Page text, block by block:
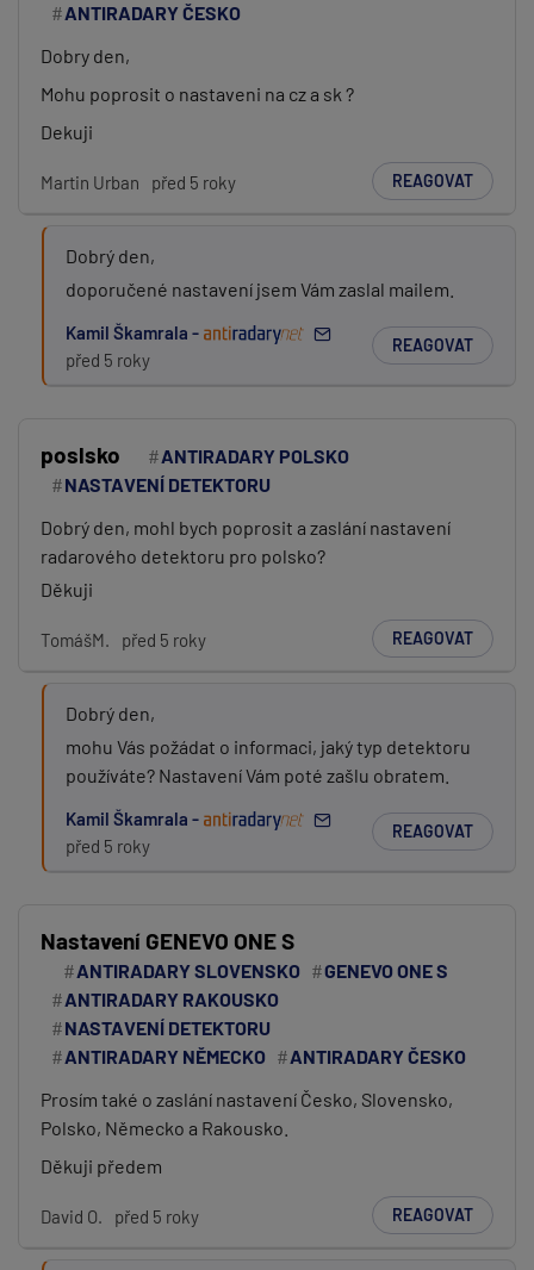
ANTIRADARY ČESKO
Dobry den,
Mohu poprosit o nastaveni na cz a sk ?
Dekuji
Martin Urban před 5 roky REAGOVAT
Dobrý den,
doporučené nastavení jsem Vám zaslal mailem.
Kamil Škamrala -
před 5 roky
REAGOVAT
poslsko
ANTIRADARY POLSKO
NASTAVENÍ DETEKTORU
Dobrý den, mohl bych poprosit a zaslání nastavení
radarového detektoru pro polsko?
Děkuji
TomášM. před 5 roky REAGOVAT
Dobrý den,
mohu Vás požádat o informaci, jaký typ detektoru
používáte? Nastavení Vám poté zašlu obratem.
Kamil Škamrala -
před 5 roky
REAGOVAT
Nastavení GENEVO ONE S
ANTIRADARY SLOVENSKO
GENEVO ONE S
ANTIRADARY RAKOUSKO
NASTAVENÍ DETEKTORU
ANTIRADARY NĚMECKO
ANTIRADARY ČESKO
Prosím také o zaslání nastavení Česko, Slovensko,
Polsko, Německo a Rakousko.
Děkuji předem
David O. před 5 roky REAGOVAT